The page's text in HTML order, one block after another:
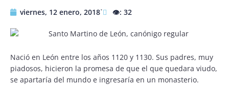
viernes, 12 enero, 2018˙ 👁️: 32
Nació en León entre los años 1120 y 1130. Sus padres, muy
piadosos, hicieron la promesa de que el que quedara viudo,
se apartaría del mundo e ingresaría en un monasterio.